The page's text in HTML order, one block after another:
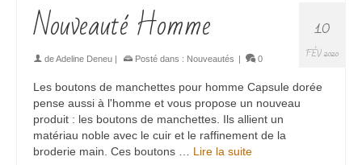
10
FÉV 2020
Nouveauté Homme
deAdeline Deneu | Posté dans : Nouveautés | 0
Les boutons de manchettes pour homme Capsule dorée
pense aussi à l'homme et vous propose un nouveau
produit : les boutons de manchettes. Ils allient un
matériau noble avec le cuir et le raffinement de la
broderie main. Ces boutons … Lire la suite